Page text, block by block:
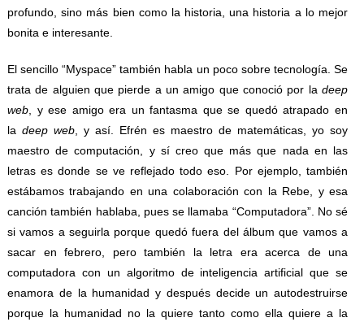
profundo, sino más bien como la historia, una historia a lo mejor
bonita e interesante.
El sencillo “Myspace” también habla un poco sobre tecnología. Se
trata de alguien que pierde a un amigo que conoció por la deep
web, y ese amigo era un fantasma que se quedó atrapado en
la deep web, y así. Efrén es maestro de matemáticas, yo soy
maestro de computación, y sí creo que más que nada en las
letras es donde se ve reflejado todo eso. Por ejemplo, también
estábamos trabajando en una colaboración con la Rebe, y esa
canción también hablaba, pues se llamaba “Computadora”. No sé
si vamos a seguirla porque quedó fuera del álbum que vamos a
sacar en febrero, pero también la letra era acerca de una
computadora con un algoritmo de inteligencia artificial que se
enamora de la humanidad y después decide un autodestruirse
porque la humanidad no la quiere tanto como ella quiere a la